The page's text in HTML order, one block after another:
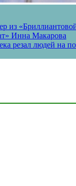
из
Инна Макарова
резал людей на